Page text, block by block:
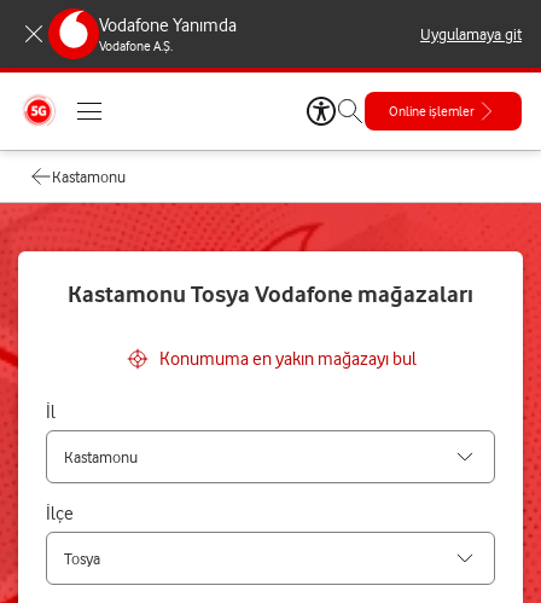
Vodafone Yanımda
Vodafone A.Ş.
Uygulamaya git
Online işlemler
Kastamonu
Kastamonu Tosya Vodafone mağazaları
Konumuma en yakın mağazayı bul
İl
İlçe